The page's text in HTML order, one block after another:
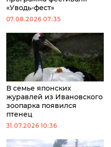
«Уводь-фест»
07.08.2026 07:35
В семье японских
журавлей из Ивановского
зоопарка появился
птенец
31.07.2026 10:36